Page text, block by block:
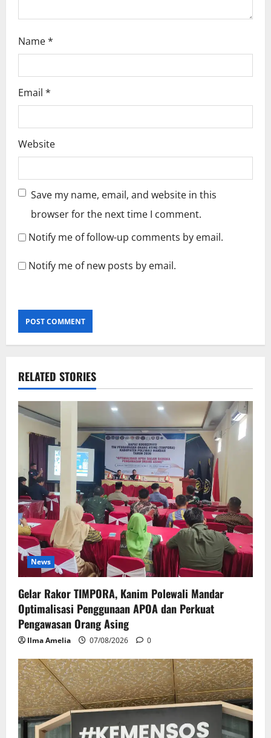
Name*
Email *
Website
Save my name, email, and website in this
browser for the next time I comment.
Notify me of follow-up comments by email.
Notify me of new posts by email.
RELATED STORIES
News
Gelar Rakor TIMPORA, Kanim Polewali Mandar
Optimalisasi Penggunaan APOA dan Perkuat
Pengawasan Orang Asing
Ilma Amelia 07/08/2026 0